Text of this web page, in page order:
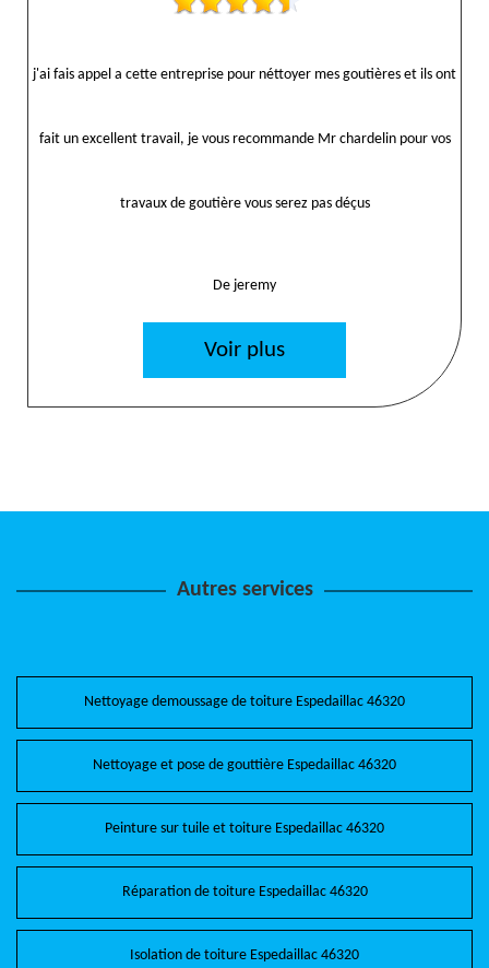
j'ai fais appel a cette entreprise pour néttoyer mes goutières et ils ont
fait un excellent travail, je vous recommande Mr chardelin pour vos
travaux de goutière vous serez pas déçus
De jeremy
Voir plus
Autres services
Nettoyage demoussage de toiture Espedaillac 46320
Nettoyage et pose de gouttière Espedaillac 46320
Peinture sur tuile et toiture Espedaillac 46320
Réparation de toiture Espedaillac 46320
Isolation de toiture Espedaillac 46320